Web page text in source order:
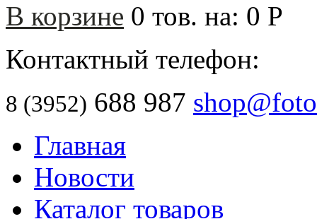
В корзине 0 тов. на: 0 Р
Контактный телефон:
8 (3952) 688 987
Главная
Новости
Каталог товаров